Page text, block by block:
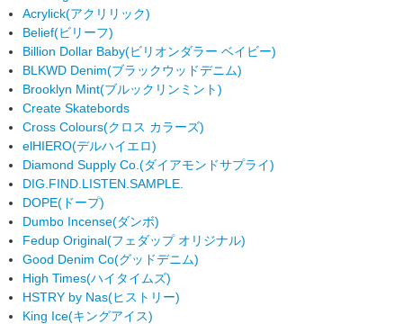
Acrylick(アクリリック)
Belief(ビリーフ)
Billion Dollar Baby(ビリオンダラー ベイビー)
BLKWD Denim(ブラックウッドデニム)
Brooklyn Mint(ブルックリンミント)
Create Skatebords
Cross Colours(クロス カラーズ)
elHIERO(デルハイエロ)
Diamond Supply Co. (ダイアモンドサプライ)
DIG.FIND.LISTEN.SAMPLE.
DOPE(ドープ)
Dumbo Incense(ダンボ)
Fedup Original(フェダップ オリジナル)
Good Denim Co(グッドデニム)
High Times(ハイタイムズ)
HSTRY by Nas(ヒストリー)
King Ice(キングアイス)